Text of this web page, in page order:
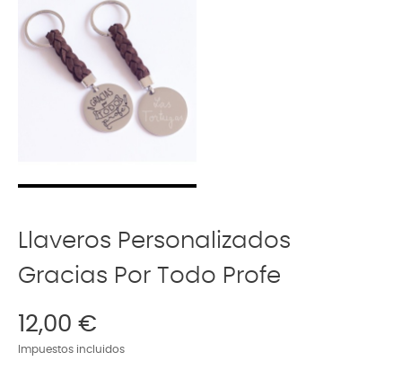
Llaveros Personalizados
Gracias Por Todo Profe
12,00 €
Impuestos incluidos